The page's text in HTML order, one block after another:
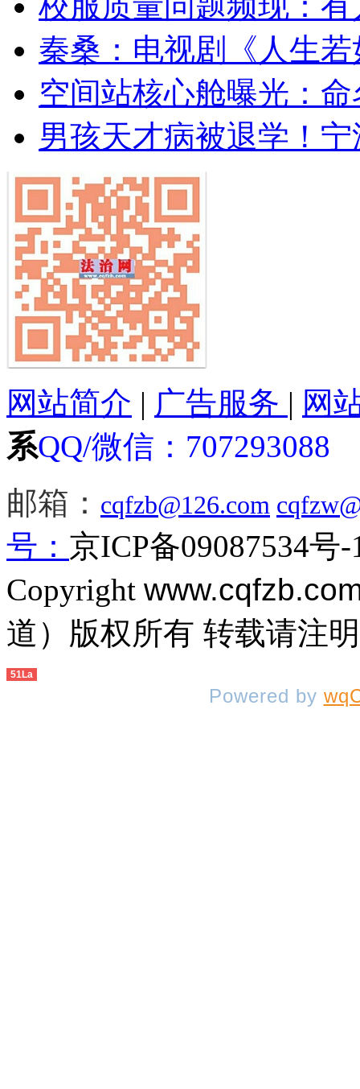
秦桑：电视剧《人生
空间站核心舱曝光：命
男孩天才病被退学！
网站简介 | 广告服务 | 网
系QQ/微信： 707293088
邮箱： cqfzb@126.com
号： 京ICP备09087534号-
Copyright
道）版权所有 转载请注
51La
Powered by